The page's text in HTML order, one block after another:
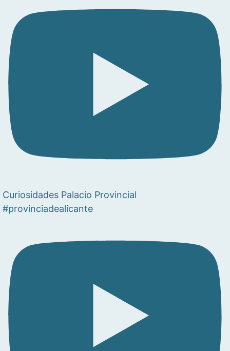
Curiosidades Palacio Provincial
#provinciadealicante